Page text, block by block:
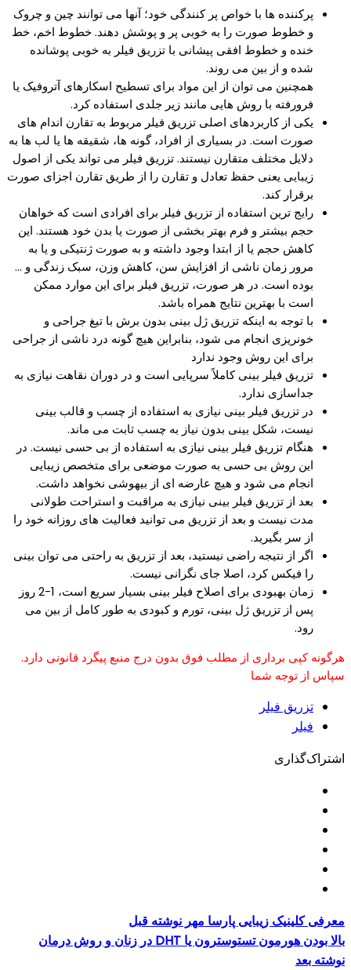
پرکننده ها با خواص پر کنندگی خود؛ آنها می توانند چین و چروک
و خطوط صورت را به خوبی پر و پوشش دهند. خطوط اخم، خط
خنده و خطوط افقی پیشانی با تزریق فیلر به خوبی پوشانده
شده و از بین می روند.
همچنین می توان از این مواد برای تسطیح اسکارهای آتروفیک یا
فرورفته با روش هایی مانند زیر جلدی استفاده کرد.
یکی از کاربردهای اصلی تزریق فیلر مربوط به تقارن اندام های
صورت است. در بسیاری از افراد، گونه ها، شقیقه ها یا لب ها به
دلایل مختلف متقارن نیستند. تزریق فیلر می تواند یکی از اصول
زیبایی یعنی حفظ تعادل و تقارن را از طریق تقارن اجزای صورت
برقرار کند.
رایج ترین استفاده از تزریق فیلر برای افرادی است که خواهان
حجم بیشتر و فرم بهتر بخشی از صورت یا بدن خود هستند. این
کاهش حجم یا از ابتدا وجود داشته و به صورت ژنتیکی و یا به
مرور زمان ناشی از افزایش سن، کاهش وزن، سبک زندگی و …
بوده است. در هر صورت، تزریق فیلر برای این موارد ممکن
است با بهترین نتایج همراه باشد.
با توجه به اینکه تزریق ژل بینی بدون برش با تیغ جراحی و
خونریزی انجام می شود، بنابراین هیچ گونه درد ناشی از جراحی
برای این روش وجود ندارد
تزریق فیلر بینی کاملاً سرپایی است و در دوران نقاهت نیازی به
جداسازی ندارد.
در تزریق فیلر بینی نیازی به استفاده از چسب و قالب بینی
نیست، شکل بینی بدون نیاز به چسب ثابت می ماند.
هنگام تزریق فیلر بینی نیازی به استفاده از بی حسی نیست. در
این روش بی حسی به صورت موضعی برای متخصص زیبایی
انجام می شود و هیچ عارضه ای از بیهوشی نخواهد داشت.
بعد از تزریق فیلر بینی نیازی به مراقبت و استراحت طولانی
مدت نیست و بعد از تزریق می توانید فعالیت های روزانه خود را
از سر بگیرید.
اگر از نتیجه راضی نیستید، بعد از تزریق به راحتی می توان بینی
را فیکس کرد، اصلا جای نگرانی نیست.
زمان بهبودی برای اصلاح فیلر بینی بسیار سریع است، 1-2 روز
پس از تزریق ژل بینی، تورم و کبودی به طور کامل از بین می
رود.
هرگونه کپی برداری از مطلب فوق بدون درج منبع پیگرد قانونی دارد.
سپاس از توجه شما
تزریق فیلر
فیلر
اشتراک‌گذاری
معرفی کلینیک زیبایی پارسا مهر نوشته قبل
بالا بودن هورمون تستوسترون یا DHT در زنان و روش درمان
نوشته بعد